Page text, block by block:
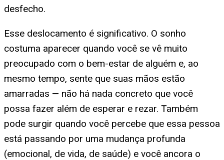
desfecho.
Esse deslocamento é significativo. O sonho
costuma aparecer quando você se vê muito
preocupado com o bem-estar de alguém e, ao
mesmo tempo, sente que suas mãos estão
amarradas — não há nada concreto que você
possa fazer além de esperar e rezar. Também
pode surgir quando você percebe que essa pessoa
está passando por uma mudança profunda
(emocional, de vida, de saúde) e você ancora o